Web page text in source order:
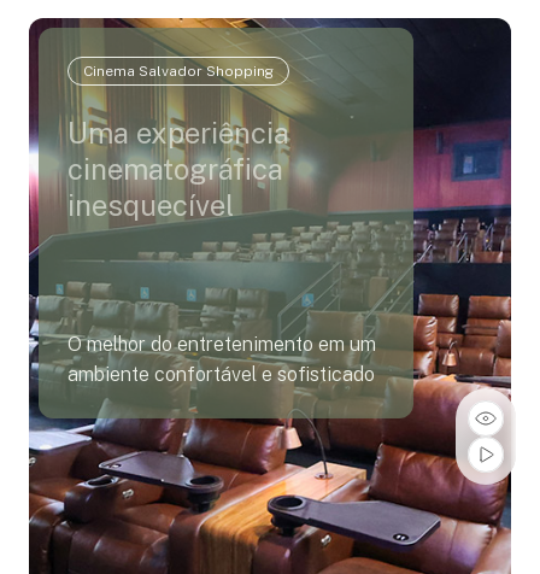
Cinema Salvador Shopping
Uma experiência
cinematográfica
inesquecível
O melhor do entretenimento em um
ambiente confortável e sofisticado